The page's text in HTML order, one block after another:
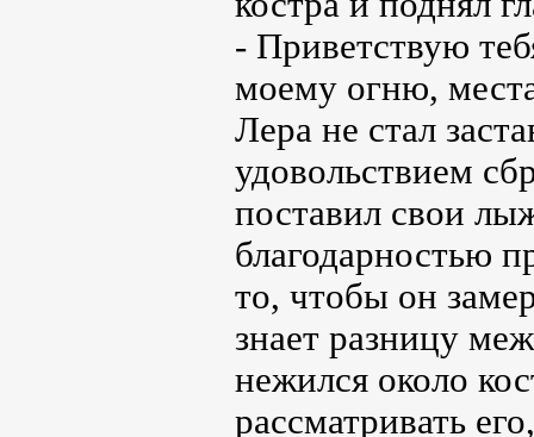
- Приветствую
моему огню,
Лера не стал
удовольствием
поставил свои
благодарностью
то, чтобы он
знает разницу
нежился около
рассматривать